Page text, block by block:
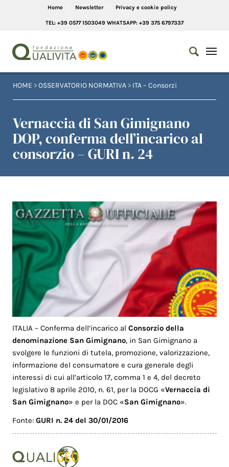
Home Newsletter Privacy e cookie policy
TEL: +39 0577 1503049 WHATSAPP: +39 375 6797337
HOME >OSSERVATORIO NORMATIVA > ITA – Consorzi
Vernaccia di San Gimignano
DOP, conferma dell’incarico al
consorzio – GURI n. 24
ITALIA – Conferma dell’incarico alConsorzio della
denominazione San Gimignano, in San Gimignano a
svolgere le funzioni di tutela, promozione, valorizzazione,
informazione del consumatore e cura generale degli
interessi di cui all’articolo 17, comma 1 e 4, del decreto
legislativo 8 aprile 2010, n. 61, per la DOCG «Vernaccia di
San Gimignano» e per la DOC «San Gimignano».
Fonte:GURI n. 24 del 30/01/2016